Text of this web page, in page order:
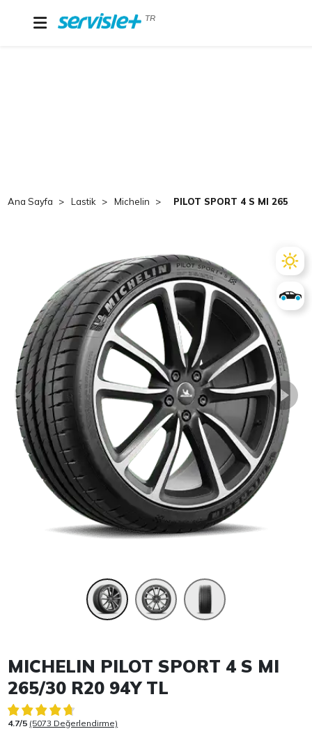
TR
Ana Sayfa Lastik Michelin PILOT SPORT 4 S MI 265/30
Item 1 of 3
MICHELIN PILOT SPORT 4 S MI
265/30 R20 94Y TL
4.7/5 (5073 Değerlendirme)